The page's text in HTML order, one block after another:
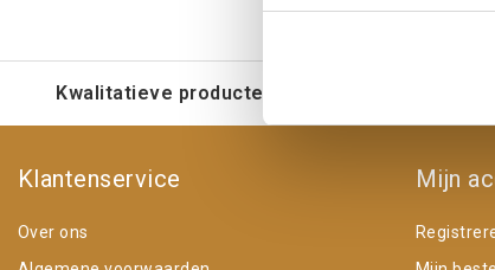
Kwalitatieve producten voor een eerlijke prijs
Klantenservice
Over ons
Mijn